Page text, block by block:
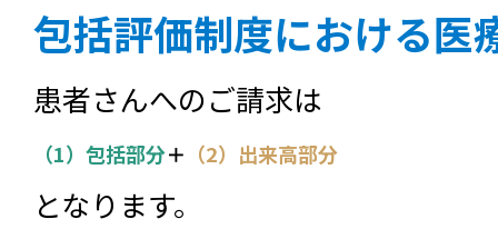
包括評価制度における医
患者さんへのご請求は
（1）包括部分＋ （2）出来高部分
となります。